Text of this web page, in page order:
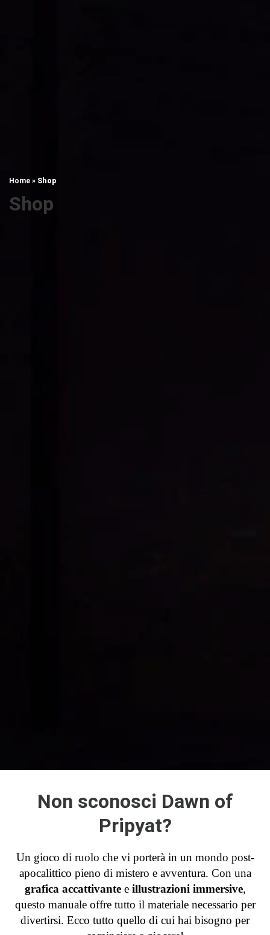
Home » Shop
Shop
Non sconosci Dawn of
Pripyat?
Un gioco di ruolo che vi porterà in un mondo post-
apocalittico pieno di mistero e avventura. Con una
grafica accattivantee illustrazioni immersive,
questo manuale offre tutto il materiale necessario per
divertirsi. Ecco tutto quello di cui hai bisogno per